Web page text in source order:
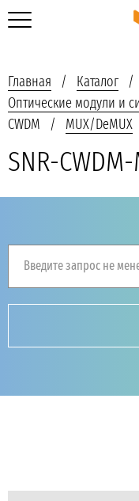
Главная
Каталог
Оптические модули и
CWDM
MUX/DeMUX
SNR-
Введите запрос не